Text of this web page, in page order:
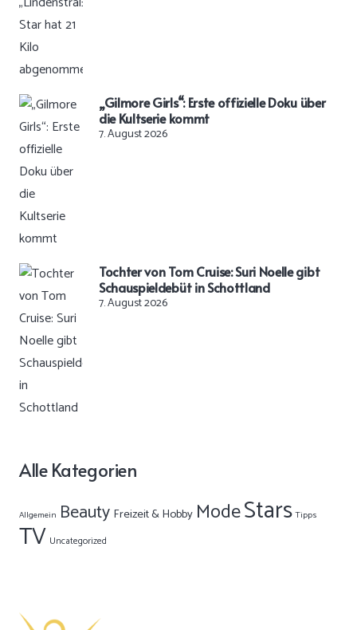
„Gilmore Girls“: Erste offizielle Doku über
die Kultserie kommt
7. August 2026
Tochter von Tom Cruise: Suri Noelle gibt
Schauspieldebüt in Schottland
7. August 2026
Alle Kategorien
Allgemein Beauty Freizeit & Hobby ModeStars Tipps
TV Uncategorized